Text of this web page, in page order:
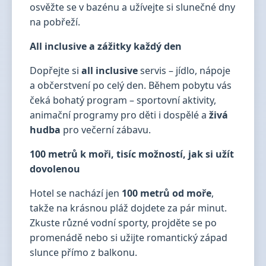
osvěžte se v bazénu a užívejte si slunečné dny
na pobřeží.
All inclusive a zážitky každý den
Dopřejte si all inclusiveservis – jídlo, nápoje
a občerstvení po celý den. Během pobytu vás
čeká bohatý program – sportovní aktivity,
animační programy pro děti i dospělé a živá
hudba pro večerní zábavu.
100 metrů k moři, tisíc možností, jak si užít
dovolenou
Hotel se nachází jen 100 metrů od moře,
takže na krásnou pláž dojdete za pár minut.
Zkuste různé vodní sporty, projděte se po
promenádě nebo si užijte romantický západ
slunce přímo z balkonu.